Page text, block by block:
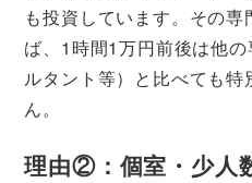
も投資しています。その
ば、1時間1万円前後は他
ルタント等）と比べても
ん。
理由②：個室・少人